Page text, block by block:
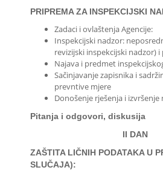
PRIPREMA ZA INSPEKCIJSKI
Zadaci i ovlaštenja Agencije:
Inspekcijski nadzor:
revizijski inspekcijski nadzor)
Najava i predmet
Sačinjavanje zapisnika i
prevntive mjere
Donošenje rješenja i
Pitanja i odgovori, diskusija
II DAN
ZAŠTITA LIČNIH PODATAKA U
SLUČAJA):